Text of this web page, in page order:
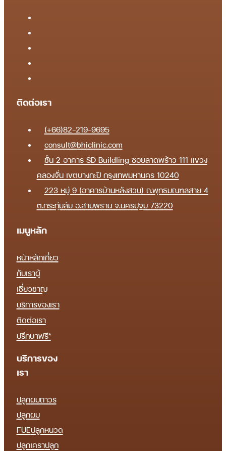
ติดต่อเรา
(+66)82-219-9695
consult@bhiclinic.com
ชั้น 2 อาคาร SD Buildling ซอยลาดพร้าว 111 แขวง
คลองจั่น เขตบางกะปิ กรุงเทพมหานคร 10240
223 หมู่ 9 (อาคารบ้านหลังสวน) ถ.พุทธมณฑลสาย 4
ต.กระทุ่มล้ม อ.สามพราน จ.นครปฐม 73220
เมนูหลัก
หน้าหลักเกี่ยว
กับเราผู้
เชี่ยวชาญ
บริการของเรา
ติดต่อเรา
ปรึกษาฟรี*
บริการของ
เรา
ปลูกผมถาวร
ปลูกผม
FUEปลูกหนวด
ปลูกเคราปลูก